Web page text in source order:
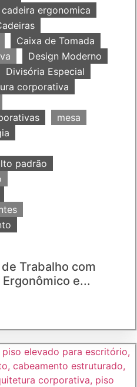
cadeira ergonomica
Caixa de Tomada
Design Moderno
Divisória Especial
corporativa
mesa
padrão
Trabalho com
e...